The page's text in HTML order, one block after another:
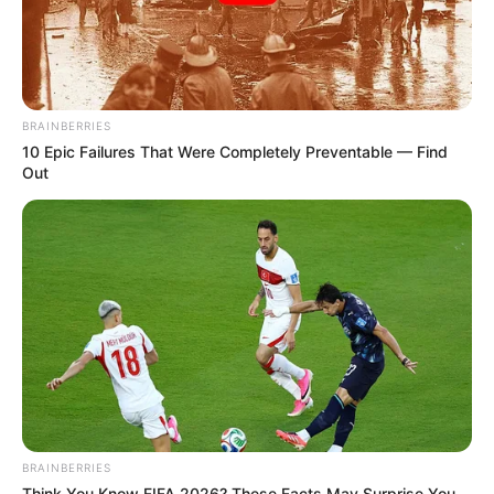
(foto: nyero)
Ketika malam mulai menjelang, maka rencana pembebasan pun
dilaksanakan. Di pintu belakang istana dengan salah satu kuda, ia
menunggu Suta dengan cemas. Tidak lama kemudian, Suta bisa
dibawa keluar.
Karena merasa takut ketahuan, sang putri pun langsung mengajak
Suta untuk pergi jauh. Keduanya kabur lalu menyamar jadi orang
biasa supaya bisa tinggal di desa.
BRAINBERRIES
10 Epic Failures That Were Completely Preventable — Find
Out
BRAINBERRIES